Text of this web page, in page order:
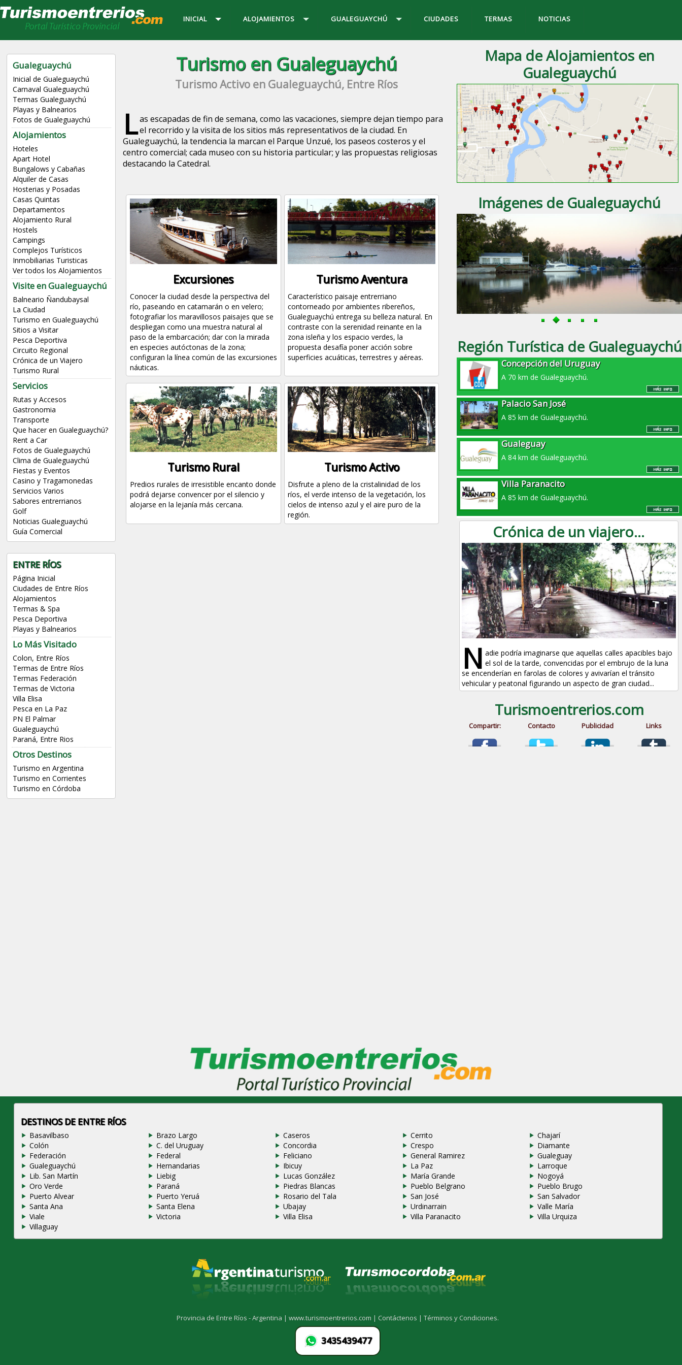
INICIAL ALOJAMIENTOS GUALEGUAYCHÚ CIUDADES TERMAS NOTICIAS
Gualeguaychú
Inicial de Gualeguaychú
Carnaval Gualeguaychú
Termas Gualeguaychú
Playas y Balnearios
Fotos de Gualeguaychú
Alojamientos
Hoteles
Apart Hotel
Bungalows y Cabañas
Alquiler de Casas
Hosterias y Posadas
Casas Quintas
Departamentos
Alojamiento Rural
Hostels
Campings
Complejos Turísticos
Inmobiliarias Turisticas
Ver todos los Alojamientos
Visite en Gualeguaychú
Balneario Ñandubaysal
La Ciudad
Turismo en Gualeguaychú
Sitios a Visitar
Pesca Deportiva
Circuito Regional
Crónica de un Viajero
Turismo Rural
Servicios
Rutas y Accesos
Gastronomia
Transporte
Que hacer en Gualeguaychú?
Rent a Car
Fotos de Gualeguaychú
Clima de Gualeguaychú
Fiestas y Eventos
Casino y Tragamonedas
Servicios Varios
Sabores entrerrianos
Golf
Noticias Gualeguaychú
Guía Comercial
ENTRE RÍOS
Página Inicial
Ciudades de Entre Ríos
Alojamientos
Termas & Spa
Pesca Deportiva
Playas y Balnearios
Lo Más Visitado
Colon, Entre Ríos
Termas de Entre Ríos
Termas Federación
Termas de Victoria
Villa Elisa
Pesca en La Paz
PN El Palmar
Gualeguaychú
Paraná, Entre Rios
Otros Destinos
Turismo en Argentina
Turismo en Corrientes
Turismo en Córdoba
Turismo en Gualeguaychú
Turismo Activo en Gualeguaychú, Entre Ríos
Las escapadas de fin de semana, como las vacaciones, siempre dejan tiempo para
el recorrido y la visita de los sitios más representativos de la ciudad. En
Gualeguaychú, la tendencia la marcan el Parque Unzué, los paseos costeros y el
centro comercial; cada museo con su historia particular; y las propuestas religiosas
destacando la Catedral.
Excursiones
Conocer la ciudad desde la perspectiva del
río, paseando en catamarán o en velero;
fotografiar los maravillosos paisajes que se
despliegan como una muestra natural al
paso de la embarcación; dar con la mirada
en especies autóctonas de la zona;
configuran la línea común de las excursiones
náuticas.
Turismo Aventura
Característico paisaje entrerriano
contorneado por ambientes ribereños,
Gualeguaychú entrega su belleza natural. En
contraste con la serenidad reinante en la
zona isleña y los espacio verdes, la
propuesta desafía poner acción sobre
superficies acuáticas, terrestres y aéreas.
Turismo Rural
Predios rurales de irresistible encanto donde
podrá dejarse convencer por el silencio y
alojarse en la lejanía más cercana.
Turismo Activo
Disfrute a pleno de la cristalinidad de los
ríos, el verde intenso de la vegetación, los
cielos de intenso azul y el aire puro de la
región.
Mapa de Alojamientos en
Gualeguaychú
Imágenes de Gualeguaychú
Región Turística de Gualeguaychú
Concepción del Uruguay
A 70 km de Gualeguaychú.
Palacio San José
A 85 km de Gualeguaychú.
Gualeguay
A 84 km de Gualeguaychú.
Villa Paranacito
A 85 km de Gualeguaychú.
Crónica de un viajero...
N adie podría imaginarse que aquellas calles apacibles bajo
el sol de la tarde, convencidas por el embrujo de la luna
se encenderían en farolas de colores y avivarían el tránsito
vehicular y peatonal figurando un aspecto de gran ciudad...
Turismoentrerios.com
Compartir: Contacto Publicidad Links
DESTINOS DE ENTRE RÍOS
Basavilbaso Brazo Largo Caseros Cerrito
Chajarí
Colón
C. del Uruguay Concordia Crespo
Diamante
Federación
Federal Feliciano General Ramirez
Gualeguay
Gualeguaychú
Hernandarias Ibicuy La Paz
Larroque
Lib. San Martín
Liebig Lucas González María Grande
Nogoyá
Oro Verde
Paraná Piedras Blancas Pueblo Belgrano
Pueblo Brugo
Puerto Alvear
Puerto Yeruá Rosario del Tala San José
San Salvador
Santa Ana
Santa Elena Ubajay Urdinarrain
Valle María
Viale
Victoria Villa Elisa Villa Paranacito
Villa Urquiza
Villaguay
Provincia de Entre Ríos - Argentina | www.turismoentrerios.com | Contáctenos | Términos y Condiciones.
3435439477